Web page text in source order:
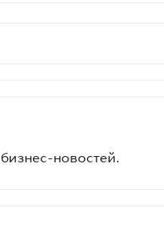
новостей.